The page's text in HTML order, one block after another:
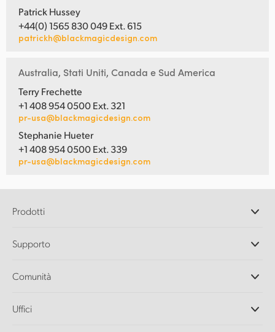
Patrick Hussey
+44(0) 1565 830 049 Ext. 615
patrickh@blackmagicdesign.com
Australia, Stati Uniti, Canada e Sud America
Terry Frechette
+1 408 954 0500 Ext. 321
pr-usa@blackmagicdesign.com
Stephanie Hueter
+1 408 954 0500 Ext. 339
pr-usa@blackmagicdesign.com
Prodotti
DaVinci Resolve e Fusion
Ultimatte
Acquisizione e riproduzione
Supporto
Centro assistenza
Comunità
Uffici